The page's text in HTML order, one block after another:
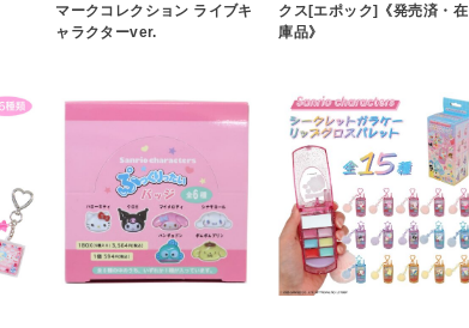
マークコレクション ライブキ
ャラクターver.
クス[エポック]《発売済・在
庫品》